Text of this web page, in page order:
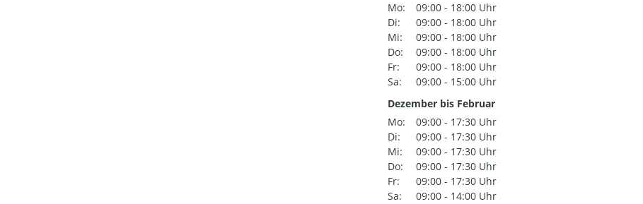
Mo:
09:00 - 18:00 Uhr
Di:
09:00 - 18:00 Uhr
Mi:
09:00 - 18:00 Uhr
Do:
09:00 - 18:00 Uhr
Fr:
09:00 - 18:00 Uhr
Sa:
09:00 - 15:00 Uhr
Dezember bis Februar
Mo:
09:00 - 17:30 Uhr
Di:
09:00 - 17:30 Uhr
Mi:
09:00 - 17:30 Uhr
Do:
09:00 - 17:30 Uhr
Fr:
09:00 - 17:30 Uhr
Sa:
09:00 - 14:00 Uhr